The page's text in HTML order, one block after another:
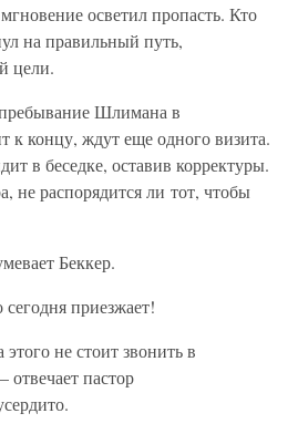
осветил пропасть. Кто
на правильный путь,
цели.
Шлимана в
к концу, ждут еще одного визита.
в беседке, оставив корректуры.
не распорядится ли тот, чтобы
Беккер.
приезжает!
не стоит звонить в
пастор